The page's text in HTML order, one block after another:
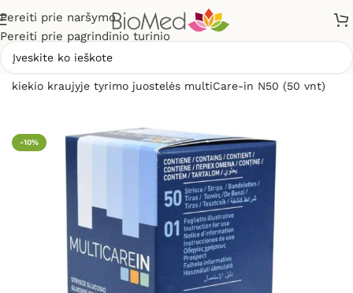
Pereiti prie naršymo
Pereiti prie pagrindinio turinio
kiekio kraujyje tyrimo juostelės multiCare-in N50 (50 vnt)
-10%